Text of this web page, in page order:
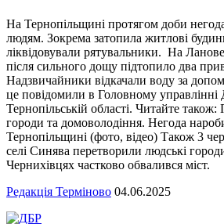
На Тернопільщині протягом доби
людям. Зокрема затопила житлові
ліквідовували рятувальники. На
після сильного дощу підтопило два
Надзвичайники відкачали воду за
це повідомили в Головному
Тернопільській області. Читайте також:
городи та домоволодіння. Негода
Тернопільщині (фото, відео) Також 3
селі Синява перетворили людські
Чернихівцях частково обвалився міст.
Редакція Терміново 04.06.2025